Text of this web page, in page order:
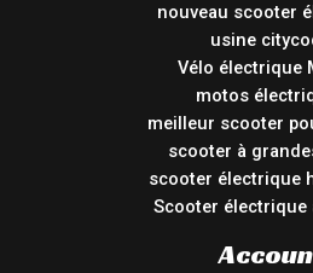
nouveau scooter
usine
Vélo électrique
motos
meilleur scooter
scooter à
scooter électrique
Scooter électrique